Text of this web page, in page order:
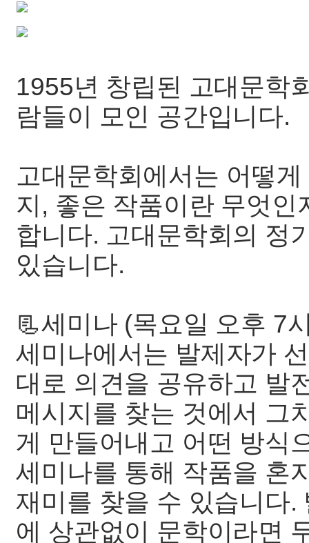
1955년 창립된 고대문학
람들이 모인 공간입니다.
고대문학회에서는 어떻
지, 좋은 작품이란 무엇
합니다. 고대문학회의 정
있습니다.
📃세미나 (목요일 오후 7
세미나에서는 발제자가
대로 의견을 공유하고 발
메시지를 찾는 것에서 그
게 만들어내고 어떤 방식
세미나를 통해 작품을 혼
재미를 찾을 수 있습니다.
에 상관없이 문학이라면